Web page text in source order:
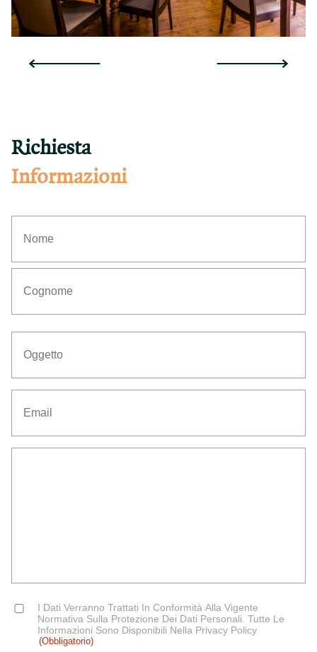
Richiesta
Informazioni
Nome
(Obbligatorio)
(Obbligatorio)
(Obbligatorio)
I Dati Verranno Trattati In Conformità Alla Vigente
Normativa Sulla Protezione Dei Dati Personali. Tutte Le
Informazioni Sono Disponibili Nella Privacy Policy
(Obbligatorio)